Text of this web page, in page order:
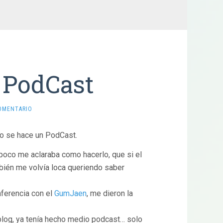
se hace un PodCast.
me aclaraba como hacerlo, que si el
me volvía loca queriendo saber
con el GumJaen, me dieron la
ya tenía hecho medio podcast… solo